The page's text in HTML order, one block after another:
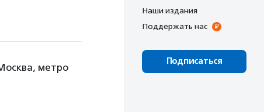
метро
Наши издания
Поддержать нас
Подписаться